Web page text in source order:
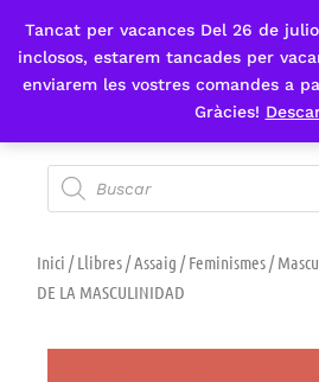
Tancat per vacances Del 26 de
inclosos, estarem tancades per
enviarem les vostres comandes a
Gràcies!
Fes-te'n sòcia
Inici /Llibres/Assaig /Feminismes/
DE LA MASCULINIDAD